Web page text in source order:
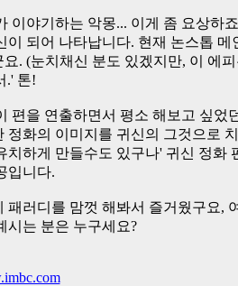
이야기하는 악몽... 이게 좀 요상하
이 되어 나타납니다. 현재 논스톱
. (눈치채신 분도 있겠지만, 이 에
.' 톤!
편을 연출하면서 평소 해보고 싶었
정화의 이미지를 귀신의 그것으로
치하게 만들수도 있구나' 귀신 정화
입니다.
패러디를 맘껏 해봐서 즐거웠구요,
시는 분은 누구세요?